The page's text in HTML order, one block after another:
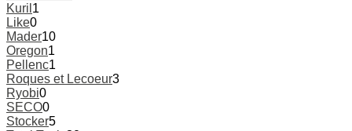
Kuril 1
Like0
Mader10
Oregon1
Pellenc1
Roques et Lecoeur3
Ryobi0
SECO0
Stocker5